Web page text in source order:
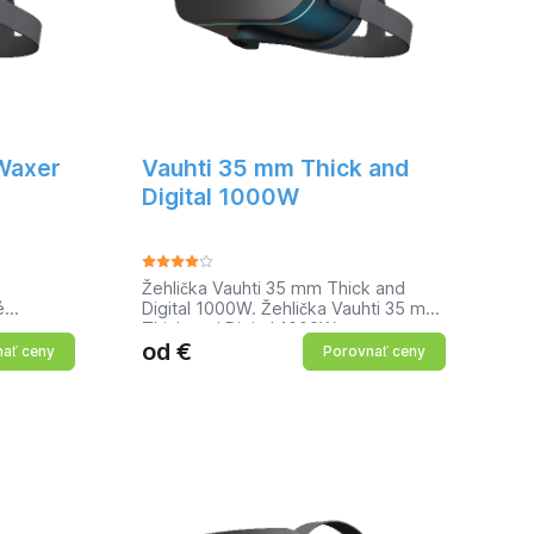
silnej
ceny
Vauhti 35 mm Thick and
Digital 1000W
Žehlička Vauhti 35 mm Thick and
Digital 1000W. Žehlička Vauhti 35 mm
Thick and Digital 1000W na
profesionálne použitie. Hlavné
vlastnosti: Vysoký výkon, 1000 W
od € Porovnať ceny